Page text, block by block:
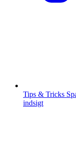
Tips & Tricks
indsigt